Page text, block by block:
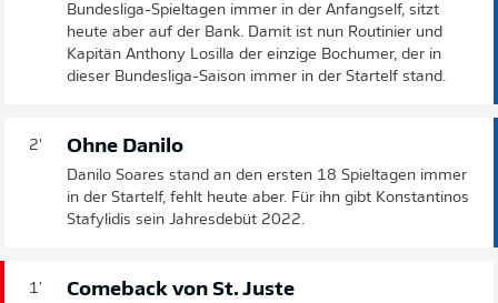
Bundesliga-Spieltagen immer in der Anfangself, sitzt
heute aber auf der Bank. Damit ist nun Routinier und
Kapitän Anthony Losilla der einzige Bochumer, der in
dieser Bundesliga-Saison immer in der Startelf stand.
2' Ohne Danilo
Danilo Soares stand an den ersten 18 Spieltagen immer
in der Startelf, fehlt heute aber. Für ihn gibt Konstantinos
Stafylidis sein Jahresdebüt 2022.
1' Comeback von St. Juste